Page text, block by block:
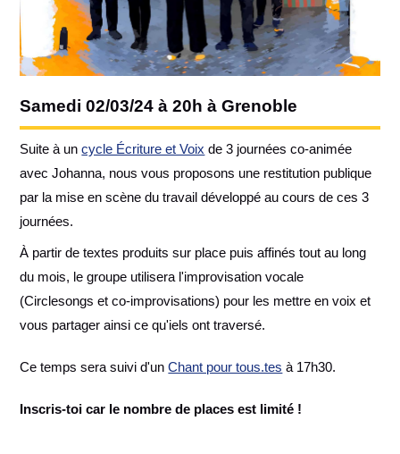
Samedi 02/03/24 à 20h à Grenoble
Suite à uncycle Écriture et Voix de 3 journées co-animée
avec Johanna, nous vous proposons une restitution publique
par la mise en scène du travail développé au cours de ces 3
journées.
À partir de textes produits sur place puis affinés tout au long
du mois, le groupe utilisera l'improvisation vocale
(Circlesongs et co-improvisations) pour les mettre en voix et
vous partager ainsi ce qu'iels ont traversé.
Ce temps sera suivi d'unChant pour tous.tes à 17h30.
Inscris-toi car le nombre de places est limité !